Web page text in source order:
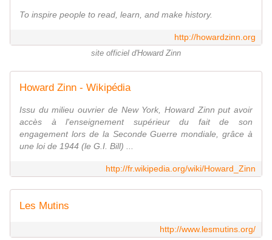
To inspire people to read, learn, and make history.
http://howardzinn.org
site officiel d'Howard Zinn
Howard Zinn - Wikipédia
Issu du milieu ouvrier de New York, Howard Zinn put avoir
accès à l'enseignement supérieur du fait de son
engagement lors de la Seconde Guerre mondiale, grâce à
une loi de 1944 (le G.I. Bill) ...
http://fr.wikipedia.org/wiki/Howard_Zinn
Les Mutins
http://www.lesmutins.org/